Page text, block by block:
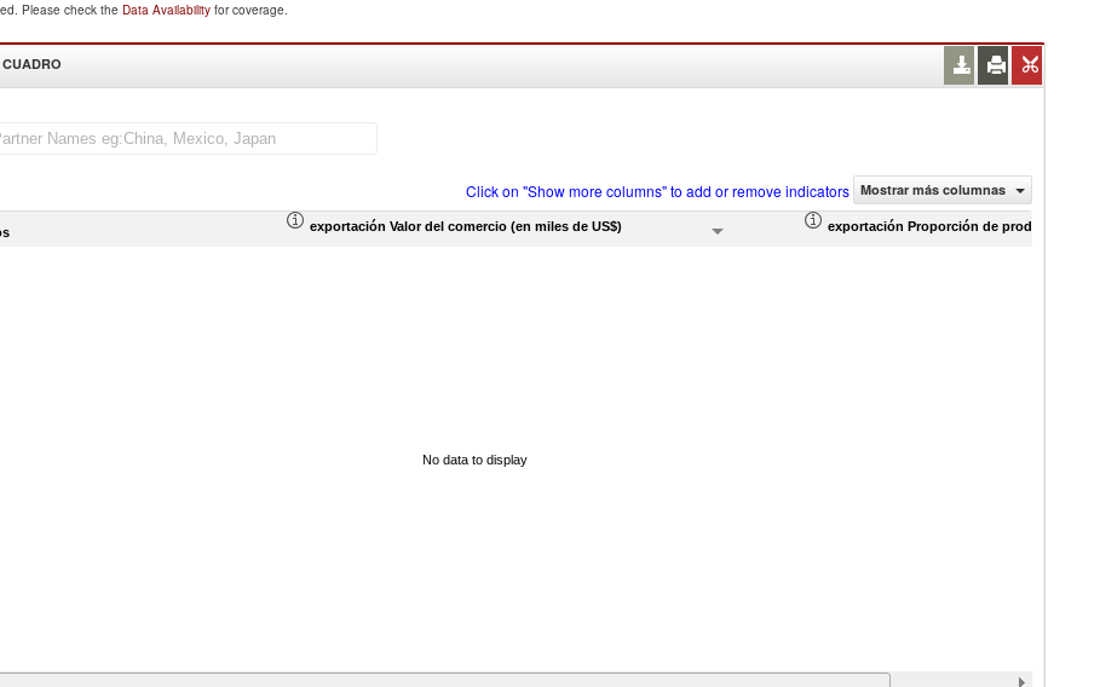
Please check the Data Availability for coverage.
Click on "Show more columns" to add or remove indicators Mostrar más columnas
exportación Valor del comercio (en miles de US$) exportación Proporción de productos (%)
No data to display